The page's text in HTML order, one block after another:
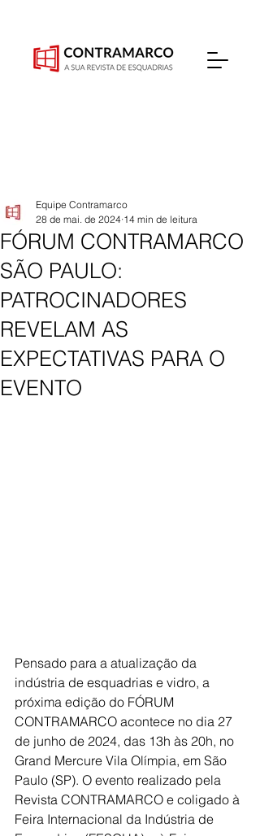
FÓRUM CONTRAMARCO
SÃO PAULO:
PATROCINADORES
REVELAM AS
EXPECTATIVAS PARA O
EVENTO
Equipe Contramarco
28 de mai. de 2024 14 min de leitura
Pensado para a atualização da
indústria de esquadrias e vidro, a
próxima edição do FÓRUM
CONTRAMARCO acontece no dia 27
de junho de 2024, das 13h às 20h, no
Grand Mercure Vila Olímpia, em São
Paulo (SP). O evento realizado pela
Revista CONTRAMARCO e coligado à
Feira Internacional da Indústria de